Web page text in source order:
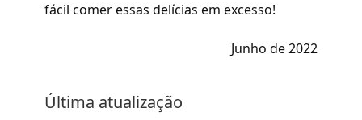
fácil comer essas delícias em excesso!
Junho de 2022
Última atualização